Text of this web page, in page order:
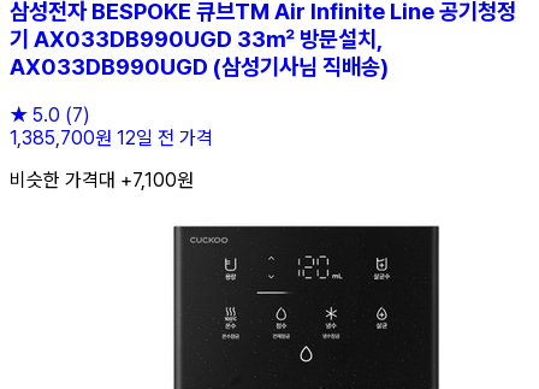
삼성전자 BESPOKE 큐브TM Air Infinite Line 공기청정
기 AX033DB990UGD 33㎡ 방문설치,
AX033DB990UGD (삼성기사님 직배송)
★ 5.0 (7)
1,385,700원 12일 전 가격
비슷한 가격대 +7,100원